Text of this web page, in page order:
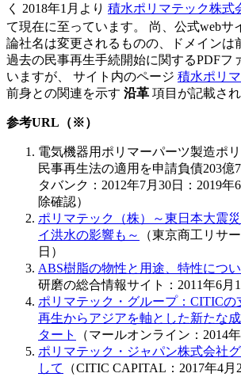
く 2018年1月より 積水ポリマテック株式
て現在に至っています。 尚、公式webサ
論社名は変更されるものの、ドメインは
過去の民事再生手続開始に関するPDFフ
いますが、 サイト内のページ 積水ポリ
前身との関連を示す 沿革 項目が記載され
参考URL（※）
電気機器用ポリマーパーツ製造ポ
民事再生法の適用を申請負債203億
タバンク：2012年7月30日：2019年
除確認）
ポリマテック（株）～東日本大震
イ洪水の影響も～
（東京商工リサ
日）
ABS樹脂の物性と用途、特性につ
研磨の総合情報サイト：2011年6月
ポリマテック・グループ：CITICの
再生からアジアを軸とした新たな
タート
（マールオンライン：2014年
ポリマテック・ジャパン株式会社
して
（CITIC CAPITAL：2017年4月